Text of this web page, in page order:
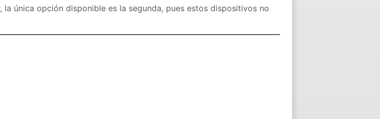
única opción disponible es la segunda, pues estos dispositivos no